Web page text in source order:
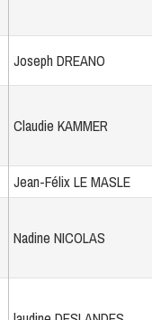
Joseph DREANO
Claudie KAMMER
Jean-Félix LE MASLE
Nadine NICOLAS